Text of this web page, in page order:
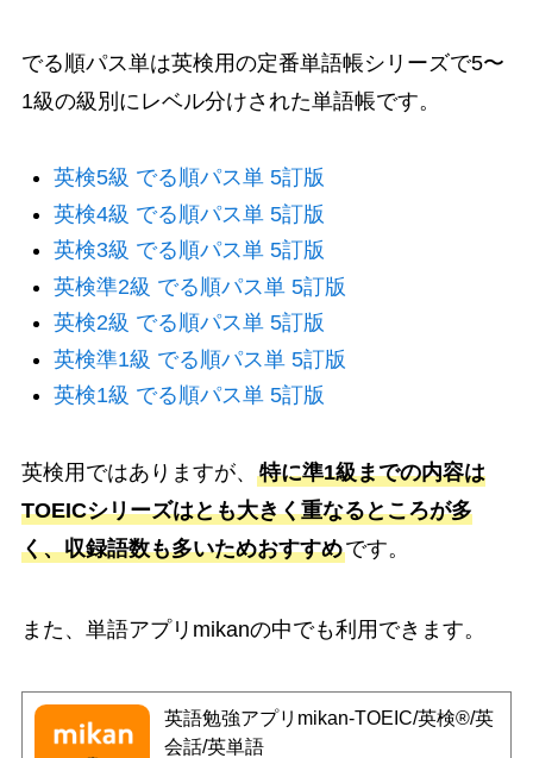
でる順パス単は英検用の定番単語帳シリーズで5〜
1級の級別にレベル分けされた単語帳です。
英検5級 でる順パス単 5訂版
英検4級 でる順パス単 5訂版
英検3級 でる順パス単 5訂版
英検準2級 でる順パス単 5訂版
英検2級 でる順パス単 5訂版
英検準1級 でる順パス単 5訂版
英検1級 でる順パス単 5訂版
英検用ではありますが、 特に準1級までの内容は
TOEICシリーズはとも大きく重なるところが多
く、収録語数も多いためおすすめです。
また、単語アプリmikanの中でも利用できます。
英語勉強アプリmikan-TOEIC/英検®/英
会話/英単語